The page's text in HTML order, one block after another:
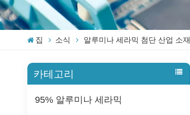
집 소식 알루미나 세라믹 첨단 산업 소재
카테고리
95% 알루미나 세라믹